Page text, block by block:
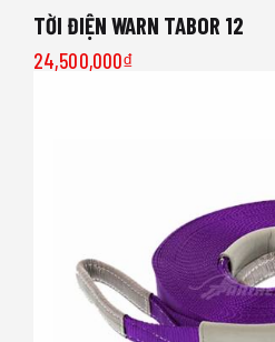
TỜI ĐIỆN WARN TABOR 12
24,500,000₫